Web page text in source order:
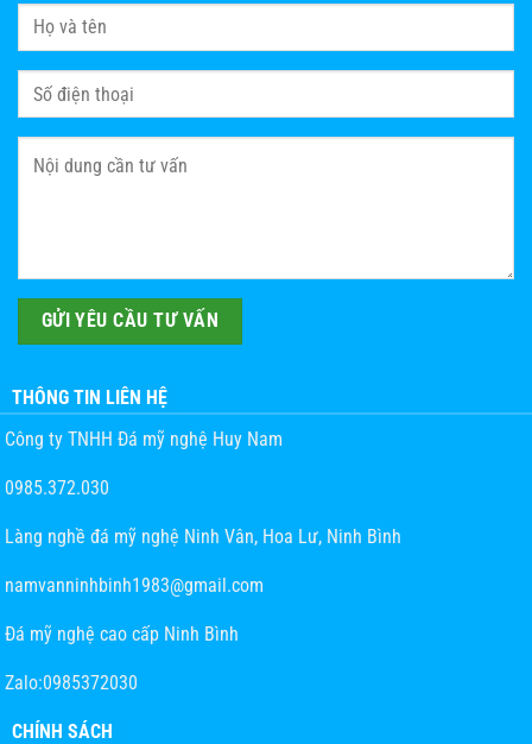
THÔNG TIN LIÊN HỆ
Công ty TNHH Đá mỹ nghệ Huy Nam
0985.372.030
Làng nghề đá mỹ nghệ Ninh Vân, Hoa Lư, Ninh Bình
namvanninhbinh1983@gmail.com
Đá mỹ nghệ cao cấp Ninh Bình
Zalo:0985372030
CHÍNH SÁCH